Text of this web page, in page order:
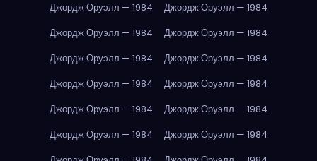
Джордж Оруэлл — 1984
Джордж Оруэлл — 1984
Джордж Оруэлл — 1984
Джордж Оруэлл — 1984
Джордж Оруэлл — 1984
Джордж Оруэлл — 1984
Джордж Оруэлл — 1984
Джордж Оруэлл — 1984
Джордж Оруэлл — 1984
Джордж Оруэлл — 1984
Джордж Оруэлл — 1984
Джордж Оруэлл — 1984